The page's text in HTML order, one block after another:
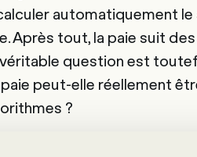
automatiquement
Après tout, la paie suit
question est
peut-elle réellement
?